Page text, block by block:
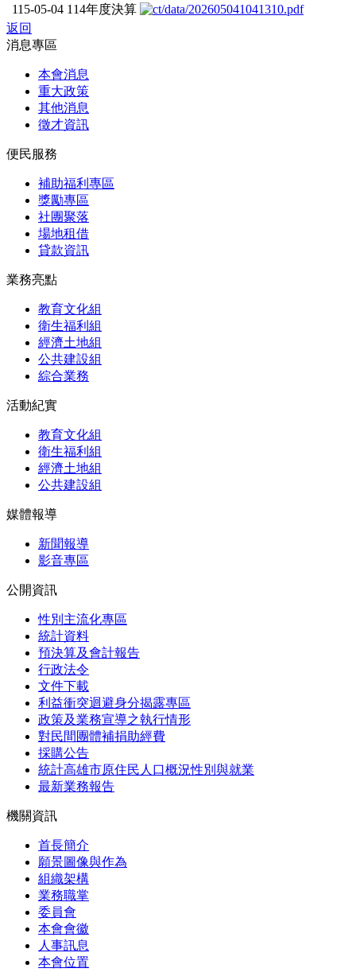
115-05-04 114年度決算
返回
消息專區
本會消息
重大政策
其他消息
徵才資訊
便民服務
補助福利專區
獎勵專區
社團聚落
場地租借
貸款資訊
業務亮點
教育文化組
衛生福利組
經濟土地組
公共建設組
綜合業務
活動紀實
教育文化組
衛生福利組
經濟土地組
公共建設組
媒體報導
新聞報導
影音專區
公開資訊
性別主流化專區
統計資料
預決算及會計報告
行政法令
文件下載
利益衝突迴避身分揭露專區
政策及業務宣導之執行情形
對民間團體補捐助經費
採購公告
統計高雄市原住民人口概況性別與就業
最新業務報告
機關資訊
首長簡介
願景圖像與作為
組織架構
業務職掌
委員會
本會會徽
人事訊息
本會位置